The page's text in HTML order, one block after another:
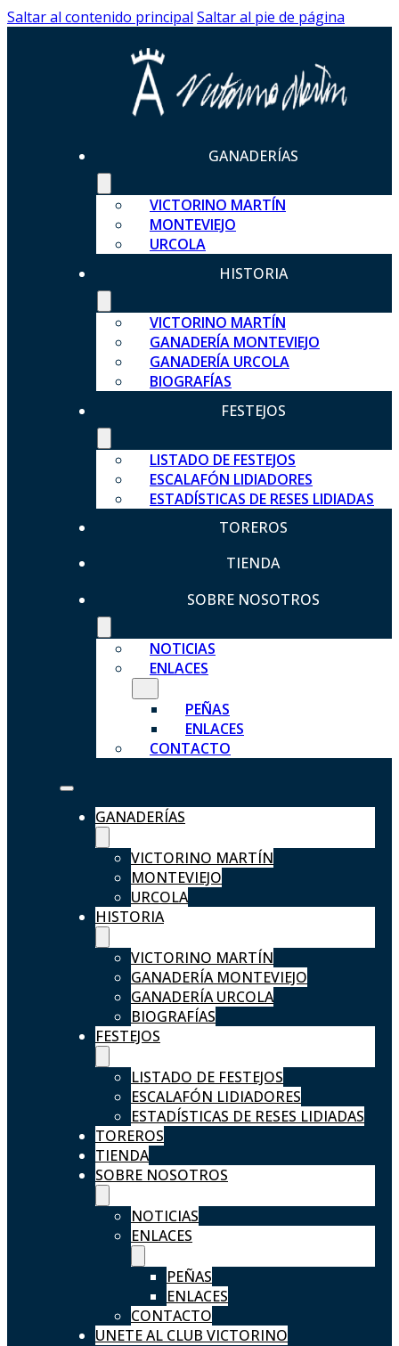
Saltar al contenido principal Saltar al pie de página
GANADERÍAS
VICTORINO MARTÍN
MONTEVIEJO
URCOLA
HISTORIA
VICTORINO MARTÍN
GANADERÍA MONTEVIEJO
GANADERÍA URCOLA
BIOGRAFÍAS
FESTEJOS
LISTADO DE FESTEJOS
ESCALAFÓN LIDIADORES
ESTADÍSTICAS DE RESES LIDIADAS
TOREROS
TIENDA
SOBRE NOSOTROS
NOTICIAS
ENLACES
PEÑAS
ENLACES
CONTACTO
GANADERÍAS
VICTORINO MARTÍN
MONTEVIEJO
URCOLA
HISTORIA
VICTORINO MARTÍN
GANADERÍA MONTEVIEJO
GANADERÍA URCOLA
BIOGRAFÍAS
FESTEJOS
LISTADO DE FESTEJOS
ESCALAFÓN LIDIADORES
ESTADÍSTICAS DE RESES LIDIADAS
TOREROS
TIENDA
SOBRE NOSOTROS
NOTICIAS
ENLACES
PEÑAS
ENLACES
CONTACTO
UNETE AL CLUB VICTORINO